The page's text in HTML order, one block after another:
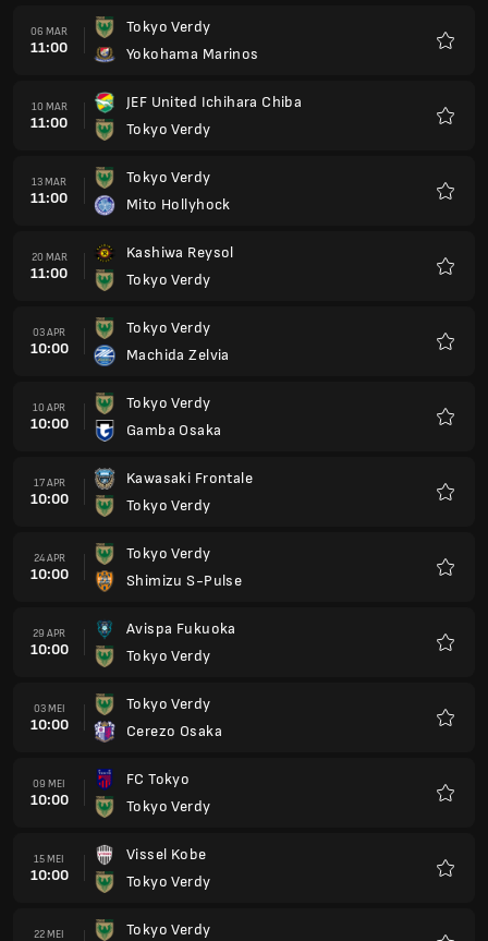
06 MAR
11:00
Tokyo Verdy
Yokohama Marinos
10 MAR
11:00
JEF United Ichihara Chiba
Tokyo Verdy
13 MAR
11:00
Tokyo Verdy
Mito Hollyhock
20 MAR
11:00
Kashiwa Reysol
Tokyo Verdy
03 APR
10:00
Tokyo Verdy
Machida Zelvia
10 APR
10:00
Tokyo Verdy
Gamba Osaka
17 APR
10:00
Kawasaki Frontale
Tokyo Verdy
24 APR
10:00
Tokyo Verdy
Shimizu S-Pulse
29 APR
10:00
Avispa Fukuoka
Tokyo Verdy
03 MEI
10:00
Tokyo Verdy
Cerezo Osaka
09 MEI
10:00
FC Tokyo
Tokyo Verdy
15 MEI
10:00
Vissel Kobe
Tokyo Verdy
22 MEI Tokyo Verdy